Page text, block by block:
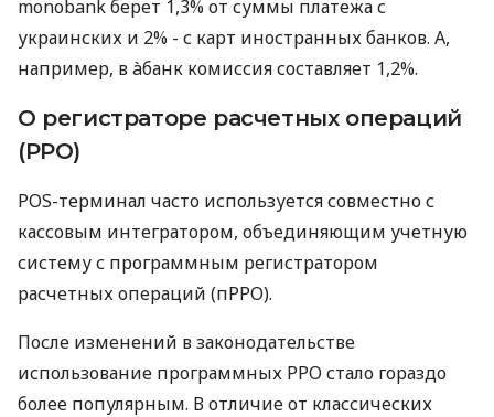
monobank берет 1,3% от суммы платежа с
украинских и 2% - с карт иностранных банков. А,
например, в àбанк комиссия составляет 1,2%.
О регистраторе расчетных операций
(РРО)
POS-терминал часто используется совместно с
кассовым интегратором, объединяющим учетную
систему с программным регистратором
расчетных операций (пРРО).
После изменений в законодательстве
использование программных РРО стало гораздо
более популярным. В отличие от классических